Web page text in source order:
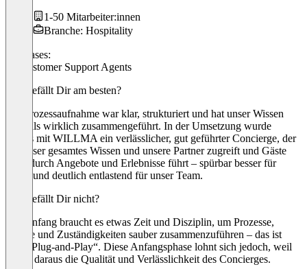
1-50 Mitarbeiter:innen
Branche: Hospitality
Use cases:
AI Customer Support Agents
Was gefällt Dir am besten?
Die Prozessaufnahme war klar, strukturiert und hat unser Wissen
erstmals wirklich zusammengeführt. In der Umsetzung wurde
daraus mit WILLMA ein verlässlicher, gut geführter Concierge, der
auf unser gesamtes Wissen und unsere Partner zugreift und Gäste
aktiv durch Angebote und Erlebnisse führt – spürbar besser für
Gäste und deutlich entlastend für unser Team.
Was gefällt Dir nicht?
Am Anfang braucht es etwas Zeit und Disziplin, um Prozesse,
Inhalte und Zuständigkeiten sauber zusammenzuführen – das ist
kein „Plug-and-Play“. Diese Anfangsphase lohnt sich jedoch, weil
genau daraus die Qualität und Verlässlichkeit des Concierges.